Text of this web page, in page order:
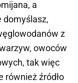
a
domyślasz,
z
owoców
tak więc
również źródło